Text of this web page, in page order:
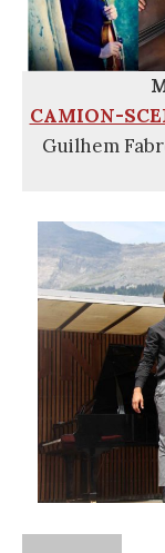
CAMION-
Guilhem